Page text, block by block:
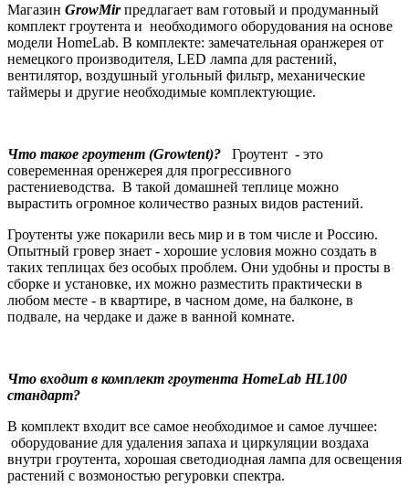
Магазин GrowMir предлагает вам готовый и продуманный
комплект гроутента и необходимого оборудования на основе
модели HomeLab. В комплекте: замечательная оранжерея от
немецкого производителя, LED лампа для растений,
вентилятор, воздушный угольный фильтр, механические
таймеры и другие необходимые комплектующие.
Что такое гроутент (Growtent)? Гроутент - это
совеременная оренжерея для прогрессивного
растениеводства. В такой домашней теплице можно
вырастить огромное количество разных видов растений.
Гроутенты уже покарили весь мир и в том числе и Россию.
Опытный гровер знает - хорошие условия можно создать в
таких теплицах без особых проблем. Они удобны и просты в
сборке и установке, их можно разместить практически в
любом месте - в квартире, в часном доме, на балконе, в
подвале, на чердаке и даже в ванной комнате.
Что входит в комплект гроутента HomeLab HL100
стандарт?
В комплект входит все самое необходимое и самое лучшее:
оборудование для удаления запаха и циркуляции воздаха
внутри гроутента, хорошая светодиодная лампа для освещения
растений с возмоностью регуровки спектра.